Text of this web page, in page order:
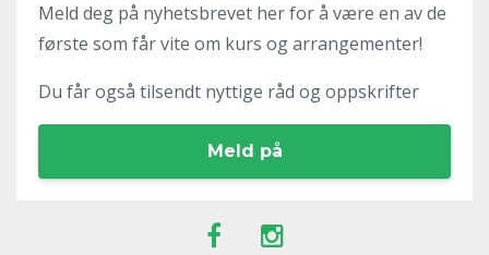
Meld deg på nyhetsbrevet her for å være en av de
første som får vite om kurs og arrangementer!
Du får også tilsendt nyttige råd og oppskrifter
Meld på